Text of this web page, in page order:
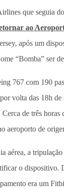
que seguia
ao
após um
“Bomba” ser
767 com 190
volta das 18h de
Cerca de três horas
aeroporto de
aérea, a
o dispositivo.
era um